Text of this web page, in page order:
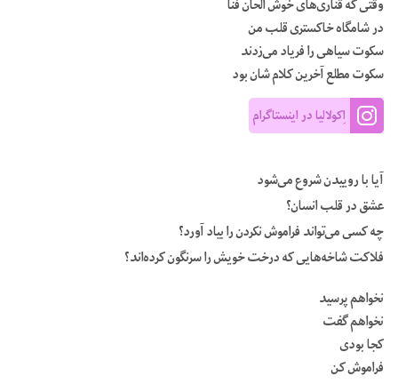
وقتی که قناری‌های خوش الحان فنا
در شامگاه خاکستری قلب من
سکوت سیاهی را فریاد می‌زدند
سکوت مطلع آخرین کلام شان بود
اِکولالیا در اینستاگرام
آیا با روییدن شروع می‌شود
عشق در قلب انسان؟
چه کسی می‌تواند فراموش نکردن را بیاد آورد؟
فلاکت شاخه‌هایی که درخت خویش را سرنگون کرده‌اند؟
نخواهم پرسید
نخواهم گفت
کجا بودی
فراموش کن